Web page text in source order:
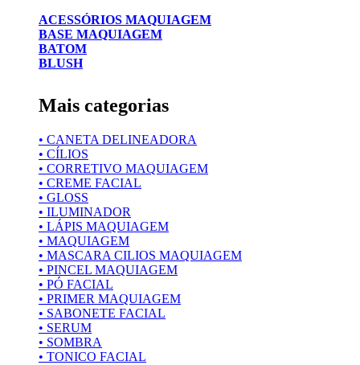
ACESSÓRIOS MAQUIAGEM
BASE MAQUIAGEM
BATOM
BLUSH
Mais categorias
• CANETA DELINEADORA
• CÍLIOS
• CORRETIVO MAQUIAGEM
• CREME FACIAL
• GLOSS
• ILUMINADOR
• LÁPIS MAQUIAGEM
• MAQUIAGEM
• MASCARA CILIOS MAQUIAGEM
• PINCEL MAQUIAGEM
• PÓ FACIAL
• PRIMER MAQUIAGEM
• SABONETE FACIAL
• SERUM
• SOMBRA
• TONICO FACIAL